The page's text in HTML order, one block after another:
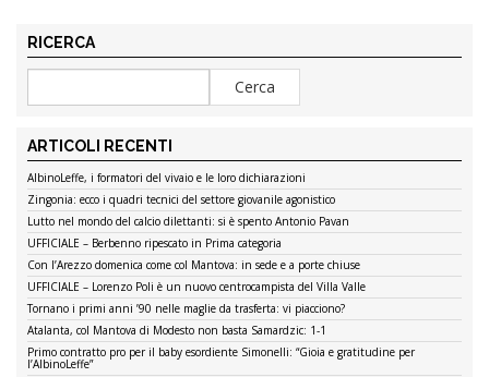
RICERCA
ARTICOLI RECENTI
AlbinoLeffe, i formatori del vivaio e le loro dichiarazioni
Zingonia: ecco i quadri tecnici del settore giovanile agonistico
Lutto nel mondo del calcio dilettanti: si è spento Antonio Pavan
UFFICIALE – Berbenno ripescato in Prima categoria
Con l’Arezzo domenica come col Mantova: in sede e a porte chiuse
UFFICIALE – Lorenzo Poli è un nuovo centrocampista del Villa Valle
Tornano i primi anni ’90 nelle maglie da trasferta: vi piacciono?
Atalanta, col Mantova di Modesto non basta Samardzic: 1-1
Primo contratto pro per il baby esordiente Simonelli: “Gioia e gratitudine per
l’AlbinoLeffe”